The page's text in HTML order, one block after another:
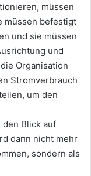
müssen
müssen befestigt
und sie müssen
und
Organisation
Stromverbrauch
um den
Blick auf
dann nicht mehr
sondern als